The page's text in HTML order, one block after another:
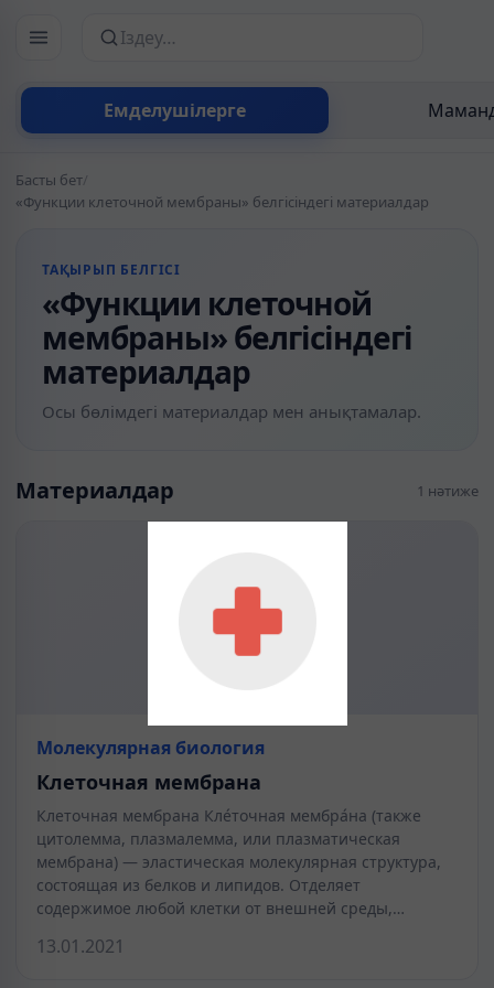
Емделушілерге
Сайттан іздеу
Басты бет/
«Функции клеточной мембраны» белгісіндегі материалдар
ТАҚЫРЫП БЕЛГІСІ
«Функции клеточной
мембраны» белгісіндегі
материалдар
Осы бөлімдегі материалдар мен анықтамалар.
Материалдар 1 нәтиже
Молекулярная биология
Клеточная мембрана
Клеточная мембрана Кле́точная мембра́на (также
цитолемма, плазмалемма, или плазматическая
мембрана) — эластическая молекулярная структура,
состоящая из белков и липидов. Отделяет
содержимое любой клетки от внешней среды,…
13.01.2021